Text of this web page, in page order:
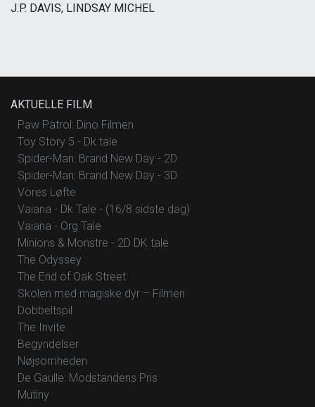
J.P. DAVIS, LINDSAY MICHEL
AKTUELLE FILM
Paw Patrol: Dino Filmen
Toy Story 5 - Dk tale
Spider-Man: Brand New Day - 2D
Spider-Man: Brand New Day - 3D
Vores Løfte
Vaiana - Dk Tale - (16/8 sidste dag)
Vaiana - Org Tale
Minions & Monstre - 2D DK tale
The Odyssey
The End of Oak Street
Skolen med magiske dyr – Filmen
Dobbeltspil
The Invite
Begyndelser
Nøjsomheden
De Gaulle: Modstandens Pris
Mutiny